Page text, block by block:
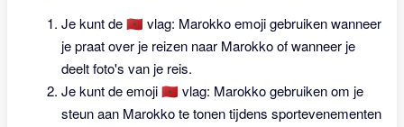
Je kunt de 🇲🇦 vlag: Marokko emoji gebruiken wanneer
je praat over je reizen naar Marokko of wanneer je
deelt foto's van je reis.
Je kunt de emoji 🇲🇦 vlag: Marokko gebruiken om je
steun aan Marokko te tonen tijdens sportevenementen